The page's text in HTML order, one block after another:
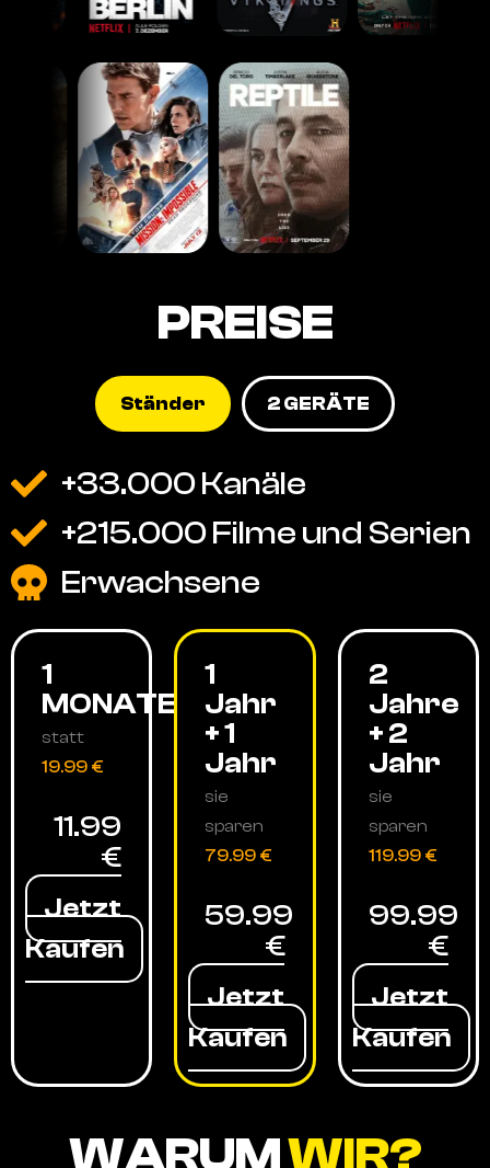
PREISE
Ständer 2 GERÄTE
+33.000 Kanäle
+215.000 Filme und Serien
Erwachsene
1
MONATE
statt
19.99 €
11.99
€
Jetzt
Kaufen
1
Jahr
+ 1
Jahr
sie
sparen
79.99 €
59.99
€
Jetzt
Kaufen
2
Jahre
+ 2
Jahr
sie
sparen
119.99 €
99.99
€
Jetzt
Kaufen
WARUMWIR?